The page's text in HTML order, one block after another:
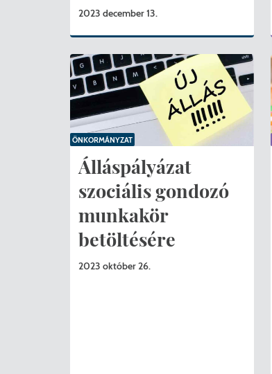
2023 december 13.
Álláspályázat
szociális gondozó
munkakör
betöltésére
2023 október 26.
ÖNKORMÁNYZAT